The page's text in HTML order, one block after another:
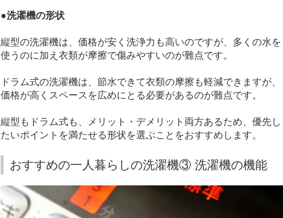
●洗濯機の形状
縦型の洗濯機は、価格が安く洗浄力も高いのですが、多くの水を
使うのに加え衣類が摩擦で傷みやすいのが難点です。
ドラム式の洗濯機は、節水できて衣類の摩擦も軽減できますが、
価格が高くスペースを広めにとる必要があるのが難点です。
縦型もドラム式も、メリット・デメリット両方あるため、優先し
たいポイントを満たせる形状を選ぶことをおすすめします。
おすすめの一人暮らしの洗濯機③ 洗濯機の機能